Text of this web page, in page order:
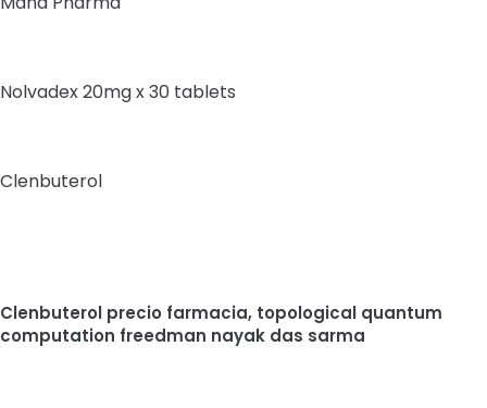
Nolvadex 20mg x 30 tablets
Clenbuterol
Clenbuterol precio farmacia, topological quantum
computation freedman nayak das sarma